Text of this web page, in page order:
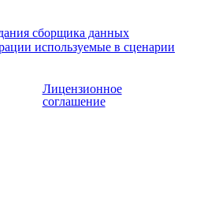
сборщика данных
используемые в сценарии
Лицензионное
соглашение